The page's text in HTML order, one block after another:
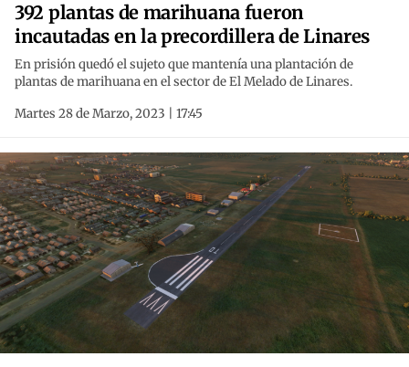
392 plantas de marihuana fueron
incautadas en la precordillera de Linares
En prisión quedó el sujeto que mantenía una plantación de
plantas de marihuana en el sector de El Melado de Linares.
Martes 28 de Marzo, 2023 | 17:45